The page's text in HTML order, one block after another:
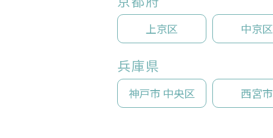
上京区 中京区
兵庫県
神戸市 中央区 西宮市